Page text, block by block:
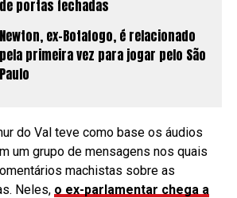
de portas fechadas
Newton, ex-Botafogo, é relacionado
pela primeira vez para jogar pelo São
Paulo
do Val teve como base os áudios
um grupo de mensagens nos quais
machistas sobre as
Neles, o ex-parlamentar chega a